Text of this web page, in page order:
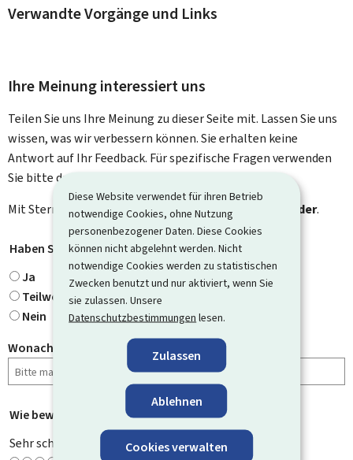
Diese Website verwendet für ihren Betrieb
notwendige Cookies, ohne Nutzung
personenbezogener Daten. Diese Cookies
können nicht abgelehnt werden. Nicht
notwendige Cookies werden zu statistischen
Zwecken benutzt und nur aktiviert, wenn Sie
sie zulassen. Unsere
Datenschutzbestimmungen lesen.
Zulassen
Ablehnen
Cookies verwalten
Verwandte Vorgänge und Links
Ihre Meinung interessiert uns
Teilen Sie uns Ihre Meinung zu dieser Seite mit. Lassen Sie uns
wissen, was wir verbessern können. Sie erhalten keine
Antwort auf Ihr Feedback. Für spezifische Fragen verwenden
Sie bitte das Kontaktformular.
Mit Stern gekennzeichnete Felder ( * ) sind Pflichtfelder.
Haben Sie gefunden, wonach Sie gesucht haben?
Ja
Teilweise
Nein
Wonach haben Sie gesucht?
Wie bewerten Sie diese Seite? *
Sehr schlecht